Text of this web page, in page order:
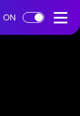
Menu
ouvert
ON